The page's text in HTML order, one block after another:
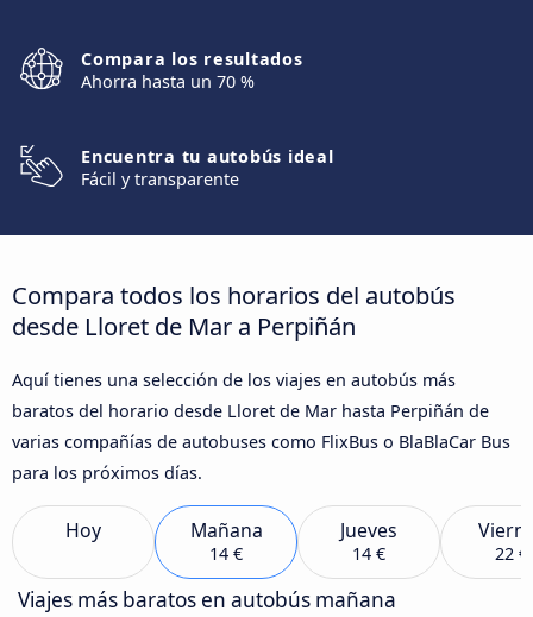
Compara los resultados
Ahorra hasta un 70 %
Encuentra tu autobús ideal
Fácil y transparente
Compara todos los horarios del autobús
desde Lloret de Mar a Perpiñán
Aquí tienes una selección de los viajes en autobús más
baratos del horario desde Lloret de Mar hasta Perpiñán de
varias compañías de autobuses como FlixBus o BlaBlaCar Bus
para los próximos días.
Hoy Mañana
14 €
Jueves
14 € 22 €
Viajes más baratos en autobús mañana